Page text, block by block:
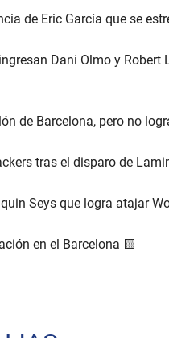
de Eric García que se
Dani Olmo y
de Barcelona, pero no
tras el disparo de
Seys que logra atajar
en el Barcelona 🟨